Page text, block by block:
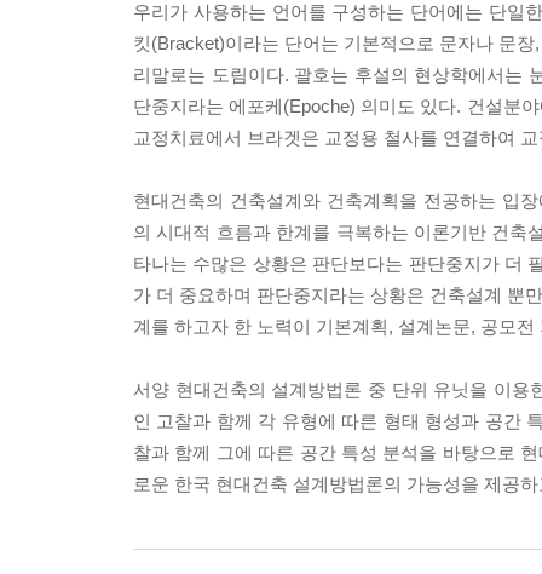
우리가 사용하는 언어를 구성하는 단어에는 단일
킷(Bracket)이라는 단어는 기본적으로 문자나 문
리말로는 도림이다. 괄호는 후설의 현상학에서는
단중지라는 에포케(Epoche) 의미도 있다. 건설분
교정치료에서 브라겟은 교정용 철사를 연결하여
현대건축의 건축설계와 건축계획을 전공하는 입
의 시대적 흐름과 한계를 극복하는 이론기반 건축
타나는 수많은 상황은 판단보다는 판단중지가 더
가 더 중요하며 판단중지라는 상황은 건축설계 뿐
계를 하고자 한 노력이 기본계획, 설계논문, 공모
서양 현대건축의 설계방법론 중 단위 유닛을 이
인 고찰과 함께 각 유형에 따른 형태 형성과 공간
찰과 함께 그에 따른 공간 특성 분석을 바탕으로
로운 한국 현대건축 설계방법론의 가능성을 제공